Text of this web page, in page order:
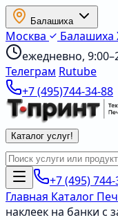
Балашиха
Москва Балашиха
ежедневно,
Телеграм Rutube
+7 (495)744-34-88
Каталог услуг!
+7 (495)
Главная Каталог
наклеек на банки с